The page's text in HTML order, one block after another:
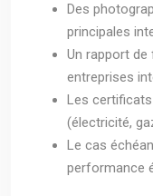
Des
principales
Un rapport de
entreprises
Les
(électricité,
Le cas
performance